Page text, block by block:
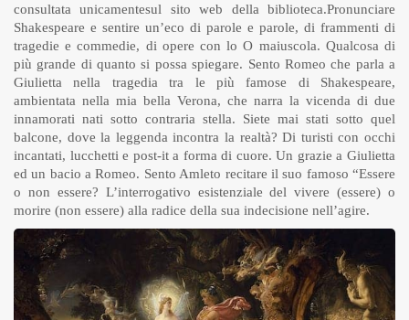
consultata unicamentesul sito web della biblioteca.Pronunciare
Shakespeare e sentire un’eco di parole e parole, di frammenti di
tragedie e commedie, di opere con lo O maiuscola. Qualcosa di
più grande di quanto si possa spiegare. Sento Romeo che parla a
Giulietta nella tragedia tra le più famose di Shakespeare,
ambientata nella mia bella Verona, che narra la vicenda di due
innamorati nati sotto contraria stella. Siete mai stati sotto quel
balcone, dove la leggenda incontra la realtà? Di turisti con occhi
incantati, lucchetti e post-it a forma di cuore. Un grazie a Giulietta
ed un bacio a Romeo. Sento Amleto recitare il suo famoso “Essere
o non essere? L’interrogativo esistenziale del vivere (essere) o
morire (non essere) alla radice della sua indecisione nell’agire.